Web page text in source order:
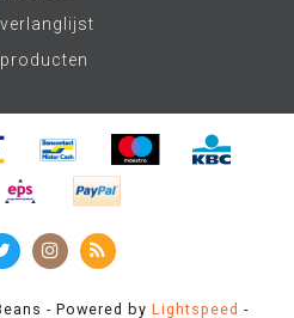
- Powered by Lightspeed -